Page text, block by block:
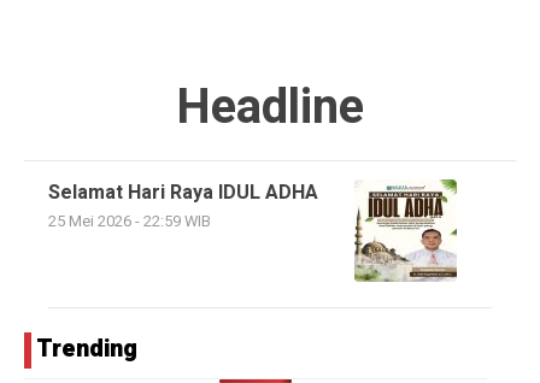
Headline
Selamat Hari Raya IDUL ADHA
25 Mei 2026 - 22:59 WIB
Trending